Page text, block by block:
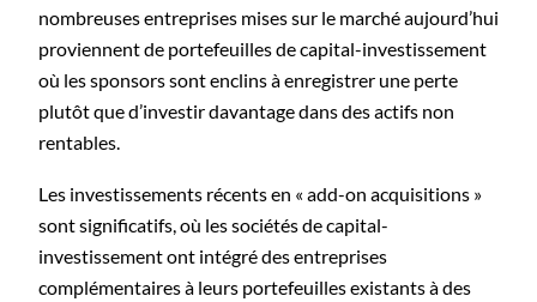
nombreuses entreprises mises sur le marché aujourd’hui
proviennent de portefeuilles de capital-investissement
où les sponsors sont enclins à enregistrer une perte
plutôt que d’investir davantage dans des actifs non
rentables.
Les investissements récents en « add-on acquisitions »
sont significatifs, où les sociétés de capital-
investissement ont intégré des entreprises
complémentaires à leurs portefeuilles existants à des